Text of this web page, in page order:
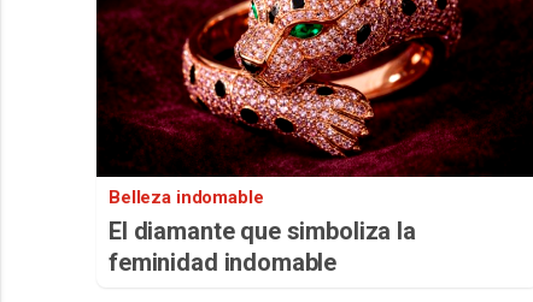
Belleza indomable
El diamante que simboliza la
feminidad indomable